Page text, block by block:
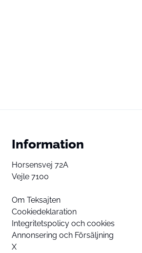
Information
Horsensvej 72A
Vejle 7100
Om Teksajten
Cookiedeklaration
Integritetspolicy och cookies
Annonsering och Försäljning
X